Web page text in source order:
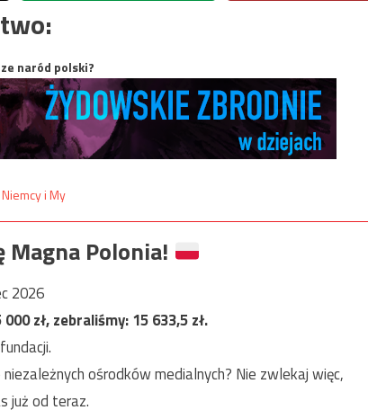
naród polski?
Magna Polonia!
2026
000zł, zebraliśmy:15 633,5zł.
ośrodków medialnych? Nie zwlekaj więc,
już od teraz.